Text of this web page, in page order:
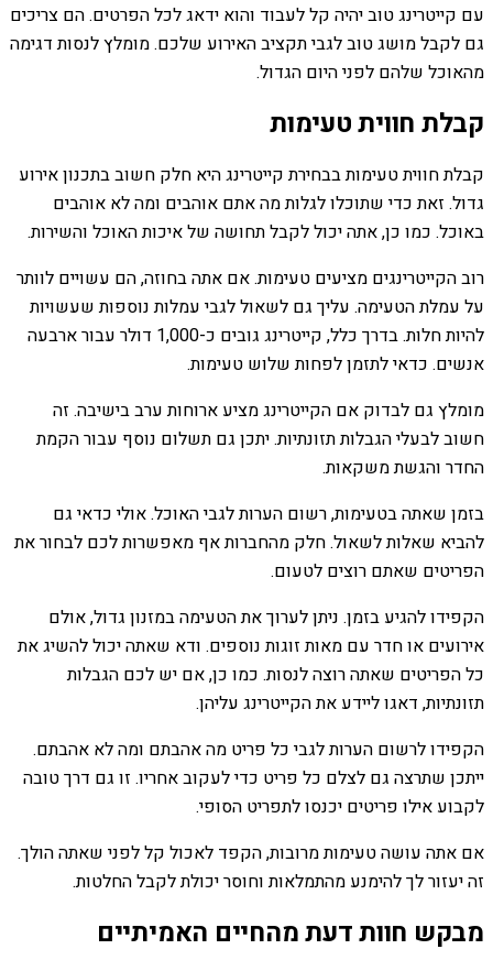
עם קייטרינג טוב יהיה קל לעבוד והוא ידאג לכל הפרטים. הם צריכים
גם לקבל מושג טוב לגבי תקציב האירוע שלכם. מומלץ לנסות דגימה
מהאוכל שלהם לפני היום הגדול.
קבלת חווית טעימות
קבלת חווית טעימות בבחירת קייטרינג היא חלק חשוב בתכנון אירוע
גדול. זאת כדי שתוכלו לגלות מה אתם אוהבים ומה לא אוהבים
באוכל. כמו כן, אתה יכול לקבל תחושה של איכות האוכל והשירות.
רוב הקייטרינגים מציעים טעימות. אם אתה בחוזה, הם עשויים לוותר
על עמלת הטעימה. עליך גם לשאול לגבי עמלות נוספות שעשויות
להיות חלות. בדרך כלל, קייטרינג גובים כ-1,000 דולר עבור ארבעה
אנשים. כדאי לתזמן לפחות שלוש טעימות.
מומלץ גם לבדוק אם הקייטרינג מציע ארוחות ערב בישיבה. זה
חשוב לבעלי הגבלות תזונתיות. יתכן גם תשלום נוסף עבור הקמת
החדר והגשת משקאות.
בזמן שאתה בטעימות, רשום הערות לגבי האוכל. אולי כדאי גם
להביא שאלות לשאול. חלק מהחברות אף מאפשרות לכם לבחור את
הפריטים שאתם רוצים לטעום.
הקפידו להגיע בזמן. ניתן לערוך את הטעימה במזנון גדול, אולם
אירועים או חדר עם מאות זוגות נוספים. ודא שאתה יכול להשיג את
כל הפריטים שאתה רוצה לנסות. כמו כן, אם יש לכם הגבלות
תזונתיות, דאגו ליידע את הקייטרינג עליהן.
הקפידו לרשום הערות לגבי כל פריט מה אהבתם ומה לא אהבתם.
ייתכן שתרצה גם לצלם כל פריט כדי לעקוב אחריו. זו גם דרך טובה
לקבוע אילו פריטים יכנסו לתפריט הסופי.
אם אתה עושה טעימות מרובות, הקפד לאכול קל לפני שאתה הולך.
זה יעזור לך להימנע מהתמלאות וחוסר יכולת לקבל החלטות.
מבקש חוות דעת מהחיים האמיתיים